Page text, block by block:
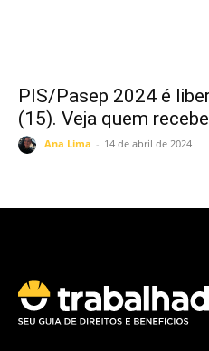
PIS/Pasep 2024 é
(15). Veja quem
Ana Lima - 14 de abril de 2024